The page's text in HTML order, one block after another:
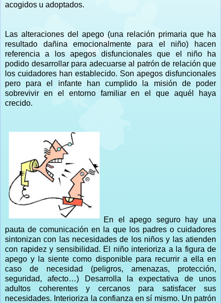
acogidos u adoptados.
Las alteraciones del apego (una relación primaria que ha
resultado dañina emocionalmente para el niño) hacen
referencia a los apegos disfuncionales que el niño ha
podido desarrollar para adecuarse al patrón de relación que
los cuidadores han establecido. Son apegos disfuncionales
pero para el infante han cumplido la misión de poder
sobrevivir en el entorno familiar en el que aquél haya
crecido.
En el apego seguro hay una
pauta de comunicación en la que los padres o cuidadores
sintonizan con las necesidades de los niños y las atienden
con rapidez y sensibilidad. El niño interioriza a la figura de
apego y la siente como disponible para recurrir a ella en
caso de necesidad (peligros, amenazas, protección,
seguridad, afecto…) Desarrolla la expectativa de unos
adultos coherentes y cercanos para satisfacer sus
necesidades. Interioriza la confianza en sí mismo. Un patrón